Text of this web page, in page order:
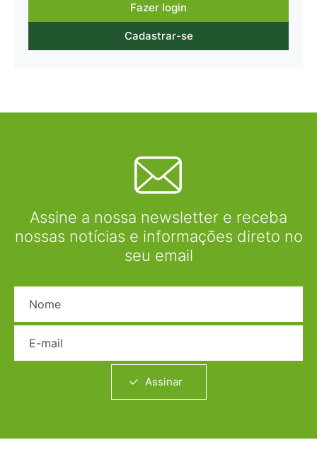
Fazer login
Cadastrar-se
Assine a nossa newsletter e receba
nossas notícias e informações direto no
seu email
Assinar